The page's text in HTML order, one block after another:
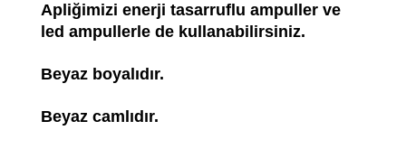
Apliğimizi enerji tasarruflu ampuller ve
led ampullerle de kullanabilirsiniz.
Beyaz boyalıdır.
Beyaz camlıdır.